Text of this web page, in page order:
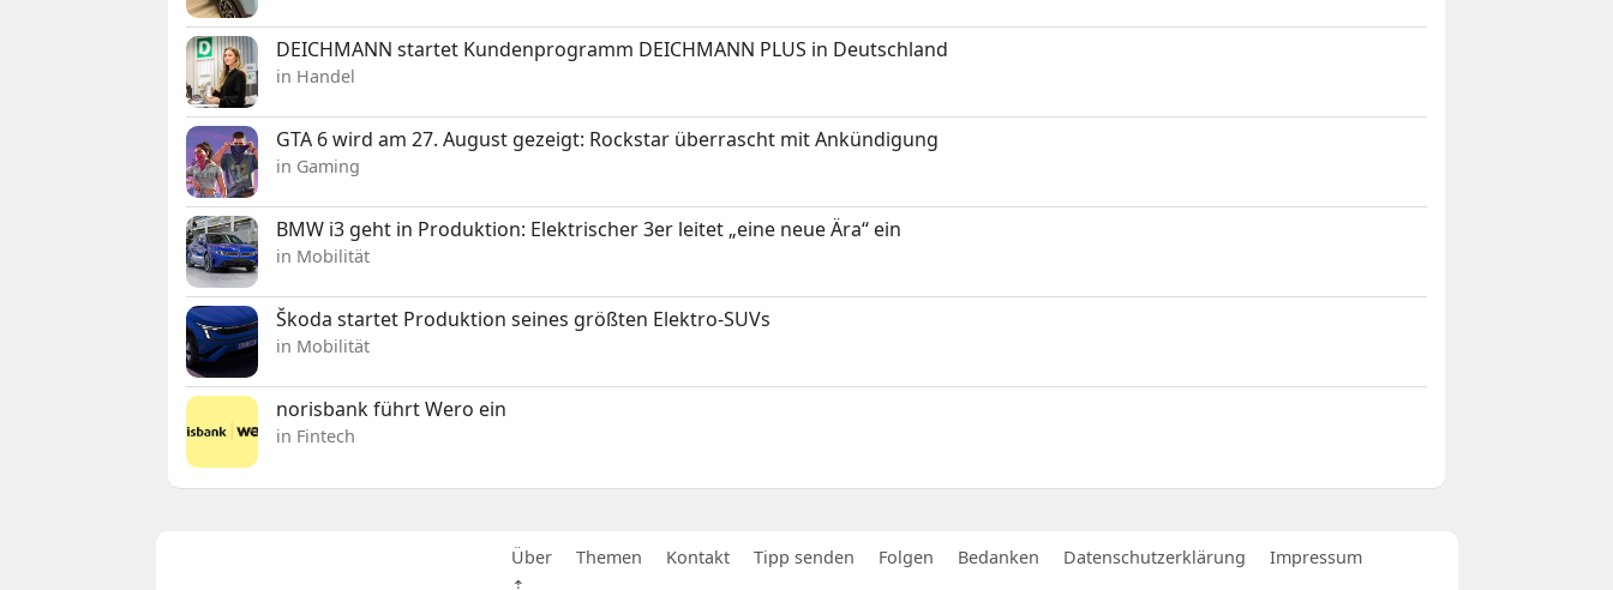
DEICHMANN startet Kundenprogramm DEICHMANN PLUS in Deutschland
in Handel
GTA 6 wird am 27. August gezeigt: Rockstar überrascht mit Ankündigung
in Gaming
BMW i3 geht in Produktion: Elektrischer 3er leitet „eine neue Ära“ ein
in Mobilität
Škoda startet Produktion seines größten Elektro-SUVs
in Mobilität
norisbank führt Wero ein
in Fintech
Über Themen Kontakt Tipp senden Folgen Bedanken Datenschutzerklärung
Impressum